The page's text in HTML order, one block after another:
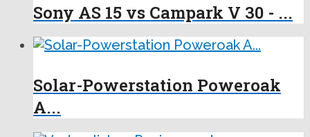
Sony AS 15 vs Campark V 30 - ...
Solar-Powerstation Poweroak
A...